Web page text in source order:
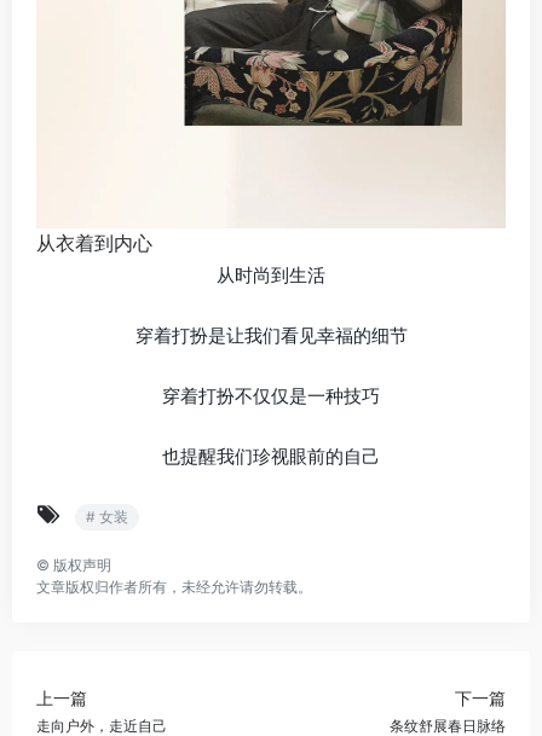
​从衣着到内心
从时尚到生活
穿着打扮是让我们看见幸福的细节
穿着打扮不仅仅是一种技巧
也提醒我们珍视眼前的自己
# 女装
© 版权声明
文章版权归作者所有，未经允许请勿转载。
上一篇
走向户外，走近自己
下一篇
条纹舒展春日脉络